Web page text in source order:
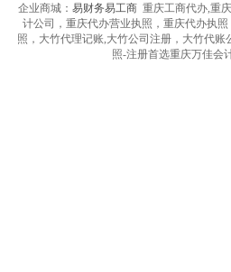
企业商城： 易财务易工商 重庆工商代办,重
计公司，重庆代办营业执照，重庆代办执
照，大竹代理记账,大竹公司注册，大竹代
照-注册首选重庆万佳会